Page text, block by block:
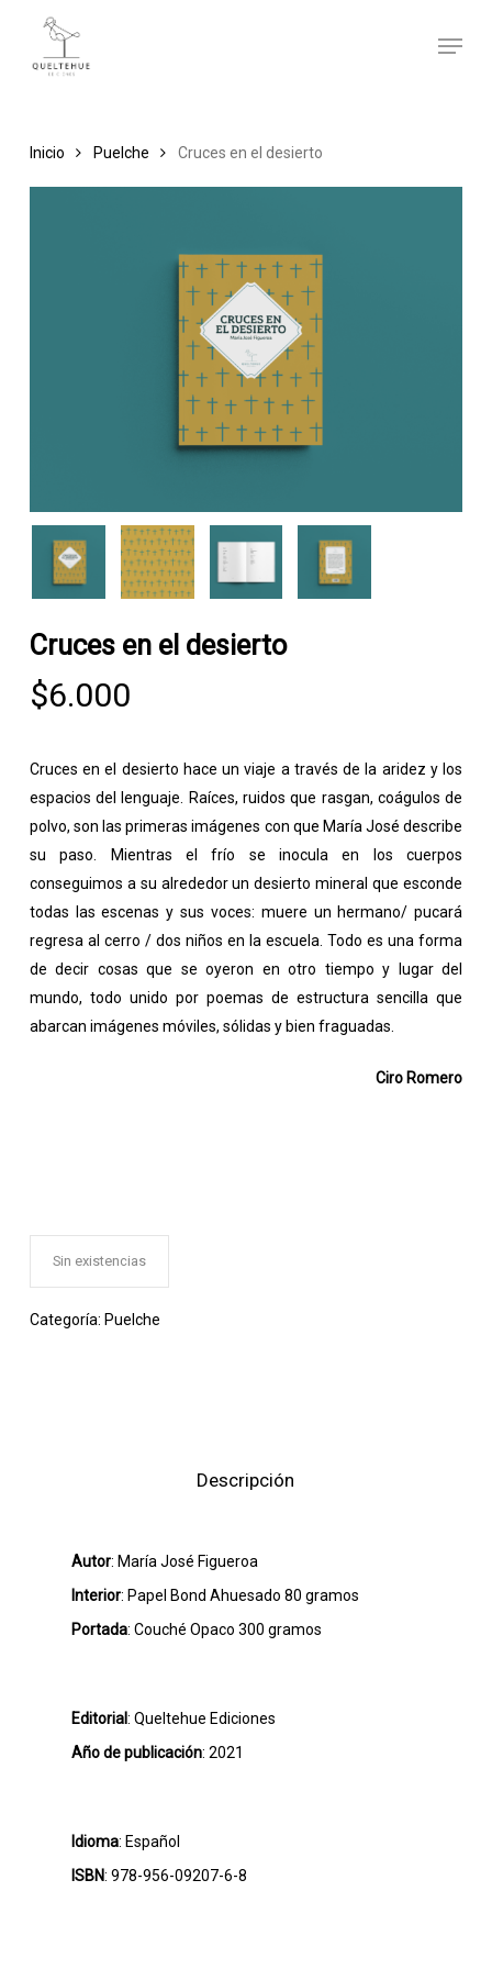
main
Menu
Inicio Puelche Cruces en el desierto
Cruces en el desierto
$6.000
Cruces en el desierto hace un viaje a través de la aridez y los
espacios del lenguaje. Raíces, ruidos que rasgan, coágulos de
polvo, son las primeras imágenes con que María José describe
su paso. Mientras el frío se inocula en los cuerpos
conseguimos a su alrededor un desierto mineral que esconde
todas las escenas y sus voces: muere un hermano/ pucará
regresa al cerro / dos niños en la escuela. Todo es una forma
de decir cosas que se oyeron en otro tiempo y lugar del
mundo, todo unido por poemas de estructura sencilla que
abarcan imágenes móviles, sólidas y bien fraguadas.
Ciro Romero
Sin existencias
Categoría: Puelche
Descripción
Autor: María José Figueroa
Interior: Papel Bond Ahuesado 80 gramos
Portada: Couché Opaco 300 gramos
Editorial: Queltehue Ediciones
Año de publicación: 2021
Idioma: Español
ISBN: 978-956-09207-6-8